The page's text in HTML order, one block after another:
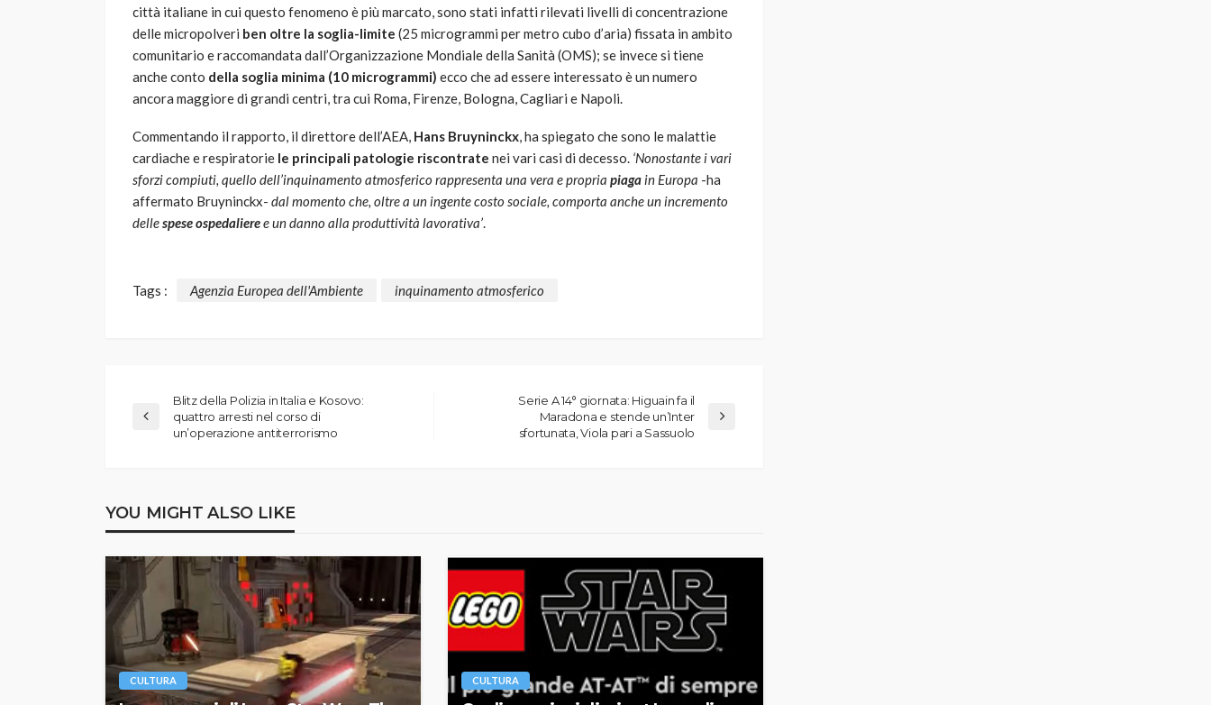
città italiane in cui questo fenomeno è più marcato, sono stati infatti rilevati livelli di concentrazione
delle micropolveri ben oltre la soglia-limite (25 microgrammi per metro cubo d’aria) fissata in ambito
comunitario e raccomandata dall’Organizzazione Mondiale della Sanità (OMS); se invece si tiene
anche conto della soglia minima (10 microgrammi) ecco che ad essere interessato è un numero
ancora maggiore di grandi centri, tra cui Roma, Firenze, Bologna, Cagliari e Napoli.
Commentando il rapporto, il direttore dell’AEA, Hans Bruyninckx, ha spiegato che sono le malattie
cardiache e respiratorie le principali patologie riscontrate nei vari casi di decesso. ‘Nonostante i vari
sforzi compiuti, quello dell’inquinamento atmosferico rappresenta una vera e propria piagain Europa -ha
affermato Bruyninckx- dal momento che, oltre a un ingente costo sociale, comporta anche un incremento
dellespese ospedalieree un danno alla produttività lavorativa’.
Tags : Agenzia Europea dell'Ambiente inquinamento atmosferico
Blitz della Polizia in Italia e Kosovo:
quattro arresti nel corso di
un’operazione antiterrorismo
Serie A 14° giornata: Higuain fa il
Maradona e stende un’Inter
sfortunata, Viola pari a Sassuolo
YOU MIGHT ALSO LIKE
CULTURA CULTURA